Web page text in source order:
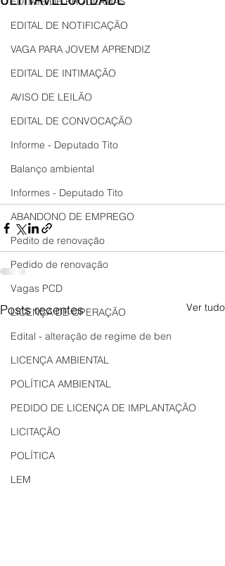
EDITAL DE NOTIFICAÇÃO
VAGA PARA JOVEM APRENDIZ
EDITAL DE INTIMAÇÃO
AVISO DE LEILÃO
EDITAL DE CONVOCAÇÃO
Informe - Deputado Tito
Balanço ambiental
Informes - Deputado Tito
ABANDONO DE EMPREGO
Pedito de renovação
Pedido de renovação
Vagas PCD
LICENÇA DE OPERAÇÃO
Edital - alteração de regime de ben
LICENÇA AMBIENTAL
POLÍTICA AMBIENTAL
PEDIDO DE LICENÇA DE IMPLANTAÇÃO
LICITAÇÃO
POLÍTICA
LEM
Posts recentes Ver tudo